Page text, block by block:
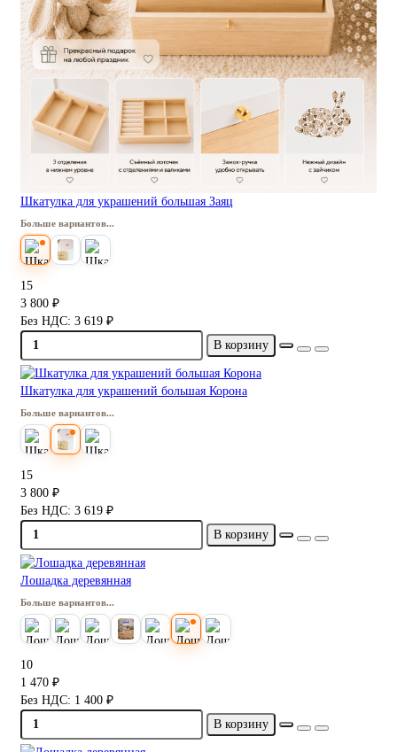
Шкатулка для украшений большая Заяц
Больше вариантов...
15
3 800 ₽
Без НДС: 3 619 ₽
В корзину
Шкатулка для украшений большая Корона
Больше вариантов...
15
3 800 ₽
Без НДС: 3 619 ₽
В корзину
Лошадка деревянная
Больше вариантов...
10
1 470 ₽
Без НДС: 1 400 ₽
В корзину